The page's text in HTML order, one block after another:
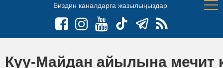
Биздин каналдарга жазылыңыздар
Куу-Майдан айылына мечит